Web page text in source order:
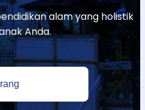
alam yang holistik
Anda.